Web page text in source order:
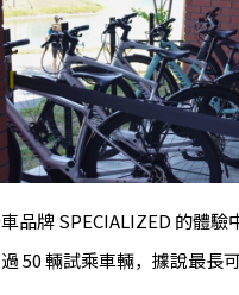
品牌 SPECIALIZED 的體驗
50 輛試乘車輛，據說最長可